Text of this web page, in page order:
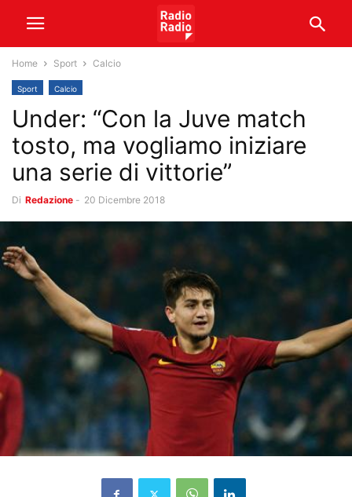
Home Sport Calcio
Sport Calcio
Under: “Con la Juve match
tosto, ma vogliamo iniziare
una serie di vittorie”
Di Redazione - 20 Dicembre 2018